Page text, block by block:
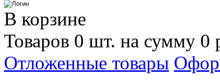
В корзине
Товаров 0 шт. на сумму 0
Отложенные товары